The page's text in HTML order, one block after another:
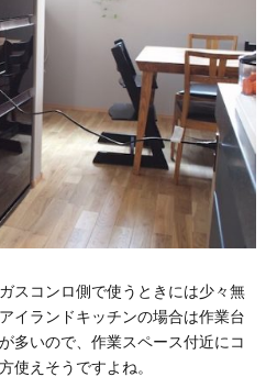
スコンロ側で使うときには少々無
イランドキッチンの場合は作業台
多いので、作業スペース付近にコ
使えそうですよね。